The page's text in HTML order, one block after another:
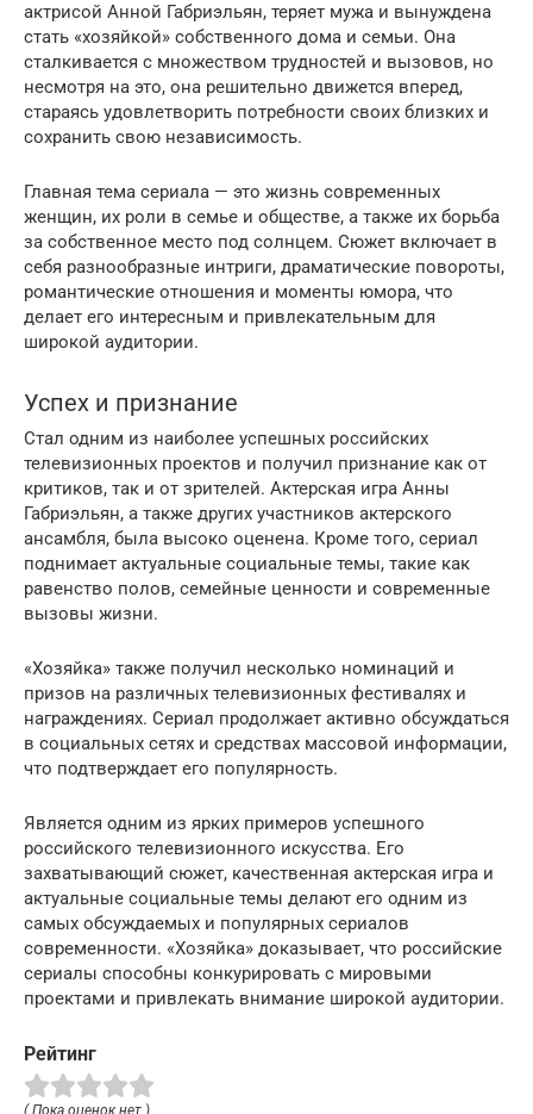
актрисой Анной Габриэльян, теряет мужа и вынуждена
стать «хозяйкой» собственного дома и семьи. Она
сталкивается с множеством трудностей и вызовов, но
несмотря на это, она решительно движется вперед,
стараясь удовлетворить потребности своих близких и
сохранить свою независимость.
Главная тема сериала — это жизнь современных
женщин, их роли в семье и обществе, а также их борьба
за собственное место под солнцем. Сюжет включает в
себя разнообразные интриги, драматические повороты,
романтические отношения и моменты юмора, что
делает его интересным и привлекательным для
широкой аудитории.
Успех и признание
Стал одним из наиболее успешных российских
телевизионных проектов и получил признание как от
критиков, так и от зрителей. Актерская игра Анны
Габриэльян, а также других участников актерского
ансамбля, была высоко оценена. Кроме того, сериал
поднимает актуальные социальные темы, такие как
равенство полов, семейные ценности и современные
вызовы жизни.
«Хозяйка» также получил несколько номинаций и
призов на различных телевизионных фестивалях и
награждениях. Сериал продолжает активно обсуждаться
в социальных сетях и средствах массовой информации,
что подтверждает его популярность.
Является одним из ярких примеров успешного
российского телевизионного искусства. Его
захватывающий сюжет, качественная актерская игра и
актуальные социальные темы делают его одним из
самых обсуждаемых и популярных сериалов
современности. «Хозяйка» доказывает, что российские
сериалы способны конкурировать с мировыми
проектами и привлекать внимание широкой аудитории.
Рейтинг
( Пока оценок нет )